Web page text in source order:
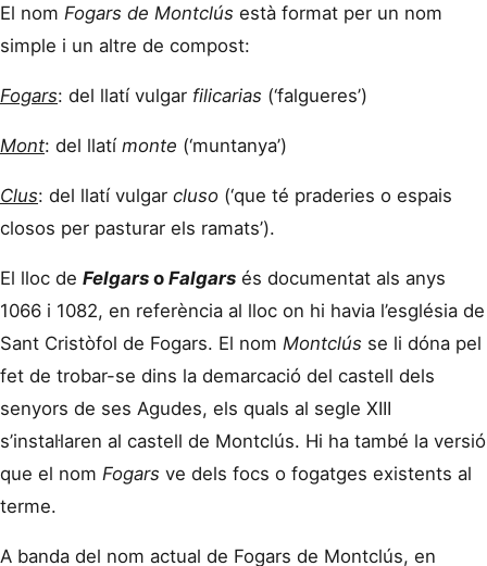
El nom Fogars de Montclús està format per un nom
simple i un altre de compost:
Fogars: del llatí vulgar filicarias (‘falgueres’)
Mont: del llatí monte (‘muntanya’)
Clus: del llatí vulgar cluso (‘que té praderies o espais
closos per pasturar els ramats’).
El lloc de Felgars o Falgars és documentat als anys
1066 i 1082, en referència al lloc on hi havia l’església de
Sant Cristòfol de Fogars. El nom Montclús se li dóna pel
fet de trobar-se dins la demarcació del castell dels
senyors de ses Agudes, els quals al segle XIII
s’instal·laren al castell de Montclús. Hi ha també la versió
que el nom Fogars ve dels focs o fogatges existents al
terme.
A banda del nom actual de Fogars de Montclús, en